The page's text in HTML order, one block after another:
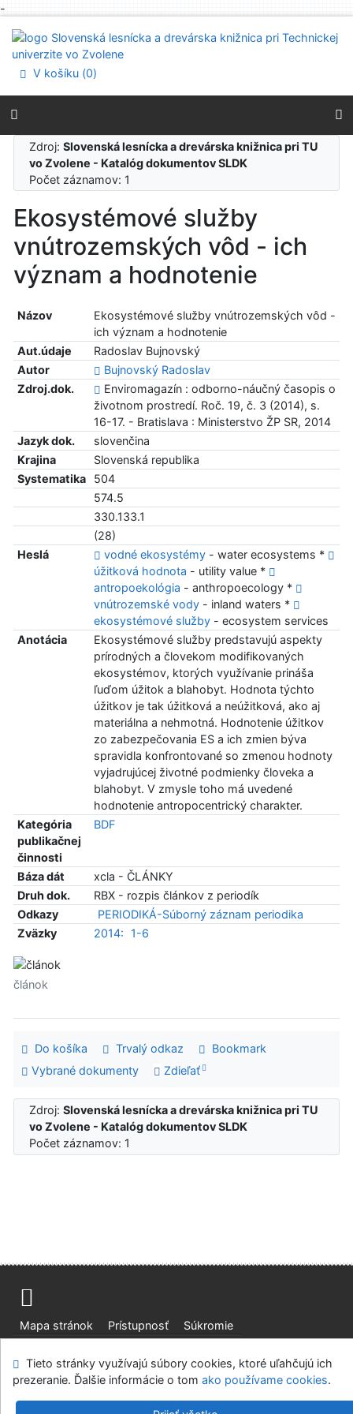
-
Prejsť na menu
Prehlásenie o webovej prístupnosti
V košíku (0)
Zdroj:Slovenská lesnícka a drevárska knižnica pri TU
vo Zvolene - Katalóg dokumentov SLDK
Počet záznamov: 1
Ekosystémové služby
vnútrozemských vôd - ich
význam a hodnotenie
Názov
Ekosystémové služby vnútrozemských vôd -
ich význam a hodnotenie
Aut.údaje
Radoslav Bujnovský
Autor
Bujnovský Radoslav
Zdroj.dok.
Enviromagazín : odborno-náučný časopis o
životnom prostredí. Roč. 19, č. 3 (2014), s.
16-17. - Bratislava : Ministerstvo ŽP SR, 2014
Jazyk dok.
slovenčina
Krajina
Slovenská republika
Systematika
504
574.5
330.133.1
(28)
Heslá
vodné ekosystémy- water ecosystems *
úžitková hodnota - utility value *
antropoekológia - anthropoecology *
vnútrozemské vody- inland waters *
ekosystémové služby- ecosystem services
Anotácia
Ekosystémové služby predstavujú aspekty
prírodných a človekom modifikovaných
ekosystémov, ktorých využívanie prináša
ľuďom úžitok a blahobyt. Hodnota týchto
úžitkov je tak úžitková a neúžitková, ako aj
materiálna a nehmotná. Hodnotenie úžitkov
zo zabezpečovania ES a ich zmien býva
spravidla konfrontované so zmenou hodnoty
vyjadrujúcej životné podmienky človeka a
blahobyt. V zmysle toho má uvedené
hodnotenie antropocentrický charakter.
Kategória
publikačnej
činnosti
BDF
Báza dát
xcla - ČLÁNKY
Druh dok.
RBX - rozpis článkov z periodík
Odkazy
PERIODIKÁ-Súborný záznam periodika
Zväzky
2014: 1-6
článok
Do košíka Trvalý odkaz
Bookmark
Vybrané dokumenty
Zdieľať
Zdroj:Slovenská lesnícka a drevárska knižnica pri TU
vo Zvolene - Katalóg dokumentov SLDK
Počet záznamov: 1
Mapa stránok Prístupnosť
Súkromie
Slovenská lesnícka a drevárska knižnica pri Technickej
univerzite vo Zvolene
Tieto stránky využívajú súbory cookies, ktoré uľahčujú ich
prezeranie. Ďalšie informácie o tom ako používame cookies.